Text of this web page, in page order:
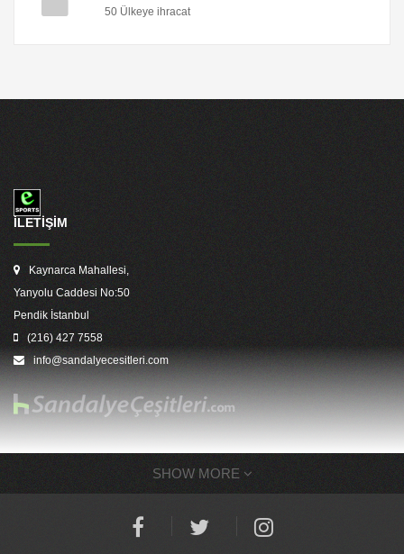
50 Ülkeye ihracat
İLETİŞİM
Kaynarca Mahallesi,
Yanyolu Caddesi No:50
Pendik İstanbul
(216) 427 7558
info@sandalyecesitleri.com
SHOW MORE